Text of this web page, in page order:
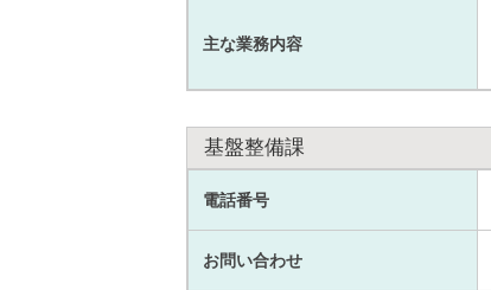
主な業務内容
基盤整備課
電話番号
お問い合わせ